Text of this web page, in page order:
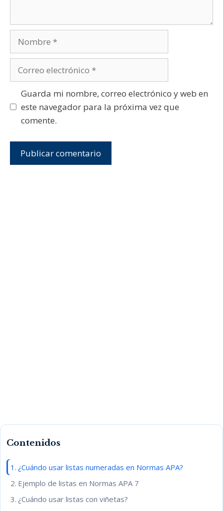
Nombre
Correo
Guarda mi nombre, correo electrónico y web en
este navegador para la próxima vez que
comente.
Contenidos
¿Cuándo usar listas numeradas en Normas APA?
Ejemplo de listas en Normas APA 7
¿Cuándo usar listas con viñetas?